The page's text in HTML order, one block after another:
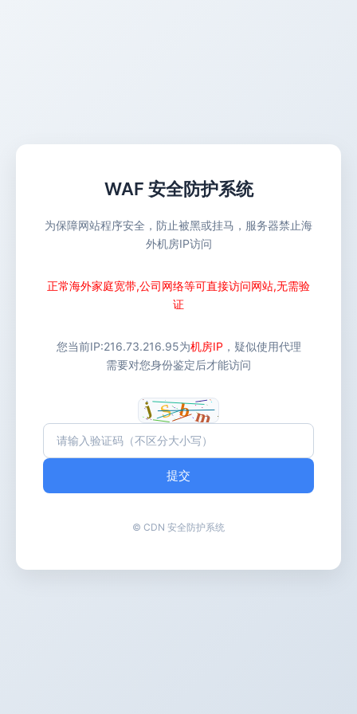
WAF 安全防护系统
为保障网站程序安全，防止被黑或挂马，服务器禁止海
外机房IP访问
正常海外家庭宽带,公司网络等可直接访问网站,无需验
证
您当前IP:216.73.216.95为机房IP ，疑似使用代理
需要对您身份鉴定后才能访问
提交
© CDN 安全防护系统